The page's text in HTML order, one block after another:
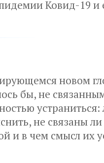
Ковид-19 и
новом
бы, не
устраниться:
не связаны
и в чем смысл их